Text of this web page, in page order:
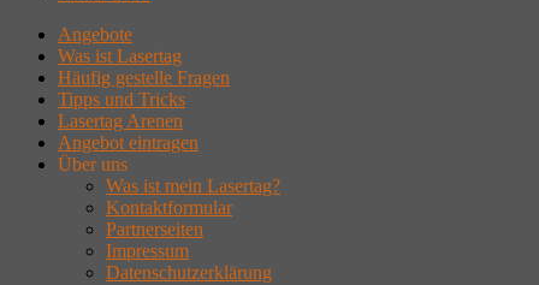
Angebote
Was ist Lasertag
Häufig gestelle Fragen
Tipps und Tricks
Lasertag Arenen
Angebot eintragen
Über uns
Was ist mein Lasertag?
Kontaktformular
Partnerseiten
Impressum
Datenschutzerklärung